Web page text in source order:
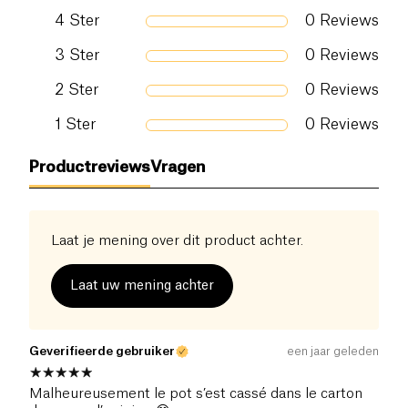
Zout (g) 5.1 g
4 Ster 0 Reviews
3 Ster 0 Reviews
2 Ster 0 Reviews
1 Ster 0 Reviews
ProductreviewsVragen
Laat je mening over dit product achter.
Laat uw mening achter
Geverifieerde gebruiker een jaar geleden
Malheureusement le pot s’est cassé dans le carton